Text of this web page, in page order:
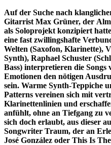
Auf der Suche nach
Gitarrist Max Grüner, der
als Soloprojekt konzipiert
eine fast zwillingshafte
Welten (Saxofon, Klarinette),
Synth), Raphael Schuster
Bass) interpretieren die Songs
Emotionen den nötigen
sein. Warme Synth-Teppiche
Patterns vereinen sich mit
Klarinettenlinien und
anfühlt, ohne an Tiefgang zu
sich doch erlaubt, aus dieser
Songwriter Traum, der an
José González oder This Is